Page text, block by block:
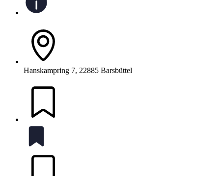
Hanskampring 7, 22885 Barsbüttel